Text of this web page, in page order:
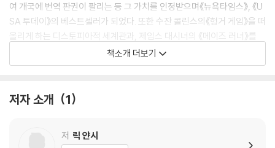
여 개국에 번역 판권이 팔리는 등 그 가치를 인정받으며《뉴욕타임스》, 《U
SA 투데이》의 베스트셀러가 되었다. 또한 수잔 콜린스의《헝거 게임》을 떠
올리게 하는 디스토피아적 세계관과, 제임스 대시너의 《메이즈 러너》를
연상시키는 오락성으로 특히 젊은 독자층의 열광적인 지지를 얻으며 《북
리스트》, 미국청소년도서관협회 선정 2014년 최고의 YA 소설로 선정되
a gripping new series from Carnegie-shortlisted Rick Yan
책소개 더보기
저자 소개 1
저 릭 얀시